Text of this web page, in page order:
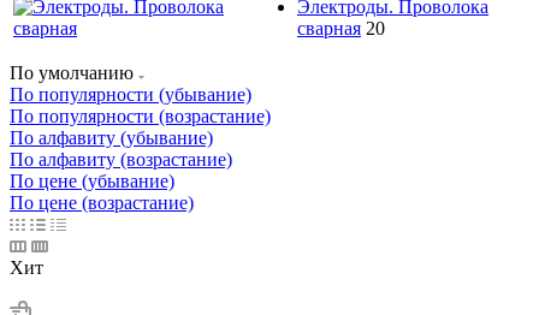
Электроды. Проволока
сварная 20
По умолчанию
По популярности (убывание)
По популярности (возрастание)
По алфавиту (убывание)
По алфавиту (возрастание)
По цене (убывание)
По цене (возрастание)
Хит